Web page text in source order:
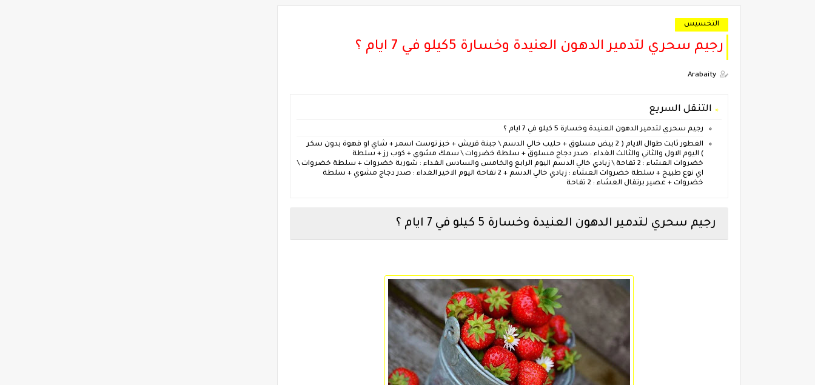
التخسيس
رجيم سحري لتدمير الدهون العنيدة وخسارة 5كيلو في 7 ايام ؟
Arabaity
التنقل السريع
رجيم سحري لتدمير الدهون العنيدة وخسارة 5 كيلو في 7 ايام ؟
الفطور ثابت طوال الايام ( 2 بيض مسلوق + حليب خالي الدسم \ جبنة قريش + خبز توست اسمر + شاي او قهوة بدون سكر
) اليوم الاول والثاني والثالث الغداء : صدر دجاج مسلوق + سلطة خضروات \ سمك مشوي + كوب رز + سلطة
خضروات العشاء : 2 تفاحة \ زبادي خالي الدسم اليوم الرابع والخامس والسادس الغداء : شوربة خضروات + سلطة خضروات \
اي نوع طبيخ + سلطة خضروات العشاء : زبادي خالي الدسم + 2 تفاحة اليوم الاخير الغداء : صدر دجاج مشوي + سلطة
خضروات + عصير برتقال العشاء : 2 تفاحة
رجيم سحري لتدمير الدهون العنيدة وخسارة 5 كيلو في 7 ايام ؟